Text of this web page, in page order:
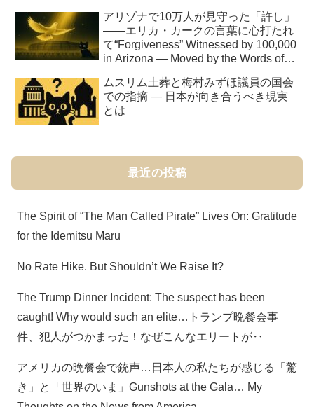
アリゾナで10万人が見守った「許し」
――エリカ・カークの言葉に心打たれ
て“Forgiveness” Witnessed by 100,000
in Arizona — Moved by the Words of
ムスリム土葬と梅村みずほ議員の国会
での指摘 ― 日本が向き合うべき現実
とは
最近の投稿
The Spirit of “The Man Called Pirate” Lives On: Gratitude
for the Idemitsu Maru
No Rate Hike. But Shouldn’t We Raise It?
The Trump Dinner Incident: The suspect has been
caught! Why would such an elite…トランプ晩餐会事
件、犯人がつかまった！なぜこんなエリートが‥
アメリカの晩餐会で銃声…日本人の私たちが感じる「驚
き」と「世界のいま」Gunshots at the Gala… My